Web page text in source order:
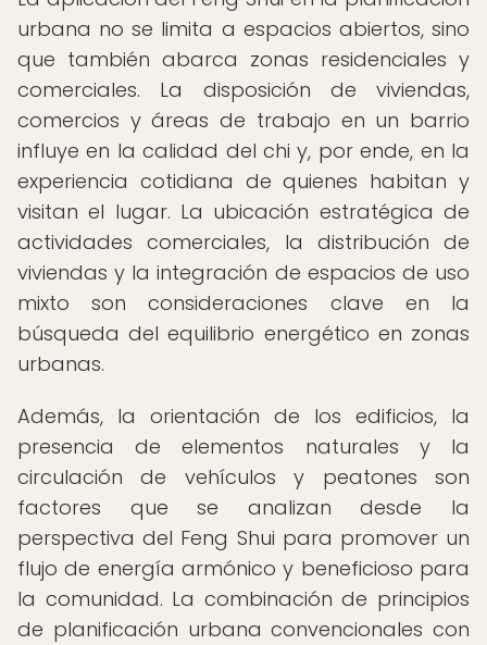
urbana no se limita a espacios abiertos, sino
que también abarca zonas residenciales y
comerciales. La disposición de viviendas,
comercios y áreas de trabajo en un barrio
influye en la calidad del chi y, por ende, en la
experiencia cotidiana de quienes habitan y
visitan el lugar. La ubicación estratégica de
actividades comerciales, la distribución de
viviendas y la integración de espacios de uso
mixto son consideraciones clave en la
búsqueda del equilibrio energético en zonas
urbanas.
Además, la orientación de los edificios, la
presencia de elementos naturales y la
circulación de vehículos y peatones son
factores que se analizan desde la
perspectiva del Feng Shui para promover un
flujo de energía armónico y beneficioso para
la comunidad. La combinación de principios
de planificación urbana convencionales con